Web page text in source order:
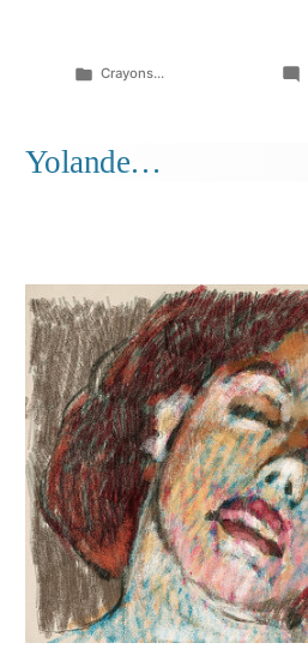
Publié
Crayons...
Yolande…